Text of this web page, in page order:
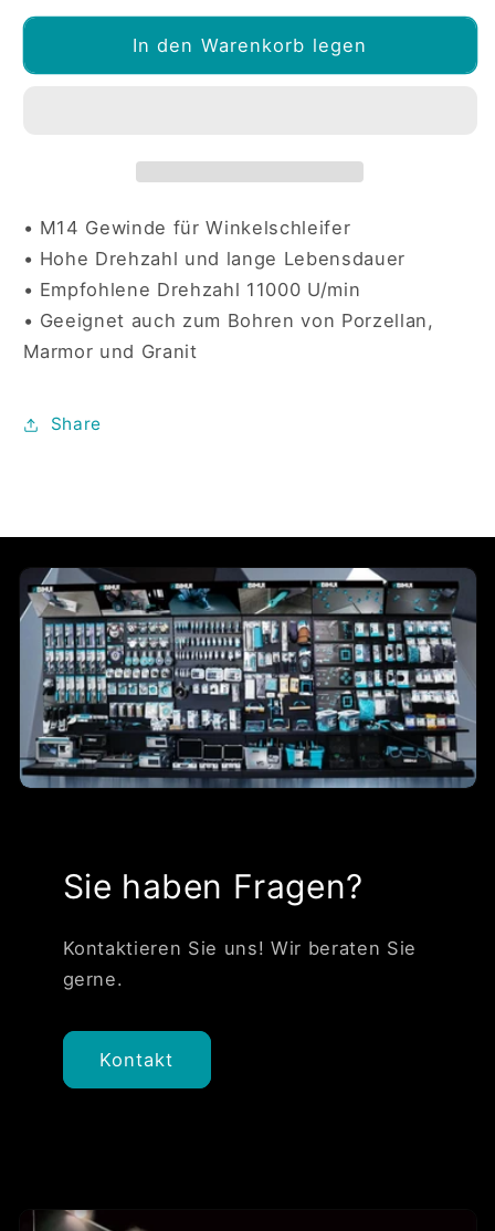
Menge
Hochwertige
Menge
für
Hochwertige
In den Warenkorb legen
• M14 Gewinde für Winkelschleifer
• Hohe Drehzahl und lange Lebensdauer
• Empfohlene Drehzahl 11000 U/min
• Geeignet auch zum Bohren von Porzellan,
Marmor und Granit
Share
Sie haben Fragen?
Kontaktieren Sie uns! Wir beraten Sie
gerne.
Kontakt